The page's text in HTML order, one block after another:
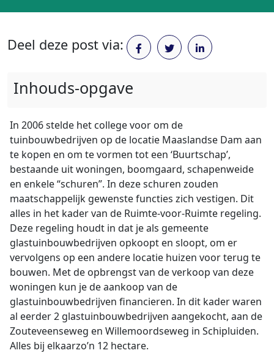
Deel deze post via:
Inhouds-opgave
In 2006 stelde het college voor om de
tuinbouwbedrijven op de locatie Maaslandse Dam aan
te kopen en om te vormen tot een ‘Buurtschap’,
bestaande uit woningen, boomgaard, schapenweide
en enkele “schuren”. In deze schuren zouden
maatschappelijk gewenste functies zich vestigen. Dit
alles in het kader van de Ruimte-voor-Ruimte regeling.
Deze regeling houdt in dat je als gemeente
glastuinbouwbedrijven opkoopt en sloopt, om er
vervolgens op een andere locatie huizen voor terug te
bouwen. Met de opbrengst van de verkoop van deze
woningen kun je de aankoop van de
glastuinbouwbedrijven financieren. In dit kader waren
al eerder 2 glastuinbouwbedrijven aangekocht, aan de
Zouteveenseweg en Willemoordseweg in Schipluiden.
Alles bij elkaarzo’n 12 hectare.